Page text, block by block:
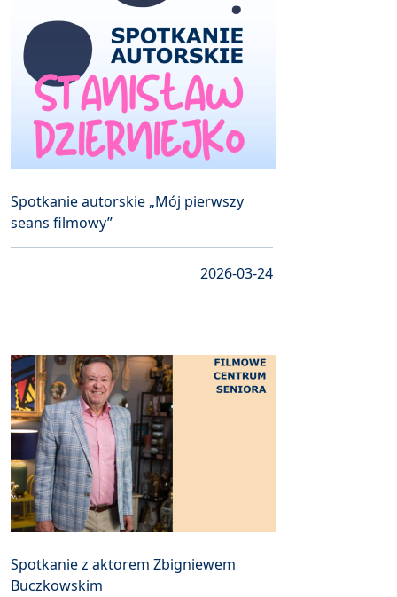
Spotkanie autorskie „Mój pierwszy
seans filmowy”
2026-03-24
Spotkanie z aktorem Zbigniewem
Buczkowskim